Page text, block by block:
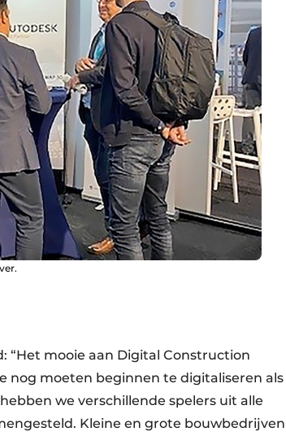
“Het mooie aan Digital Construction
nog moeten beginnen te digitaliseren als
we verschillende spelers uit alle
Kleine en grote bouwbedrijven